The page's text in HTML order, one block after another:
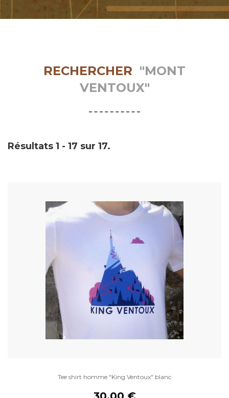
RECHERCHER "MONT
VENTOUX"
Résultats 1 - 17 sur 17.
Tee shirt homme "King Ventoux" blanc